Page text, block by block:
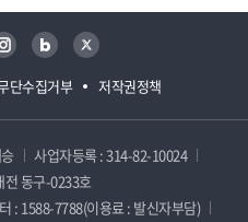
단수집거부 저작권정책
인스타그램 블로그 트위터
사업자등록 : 314-82-10024
전 동구-0233호
: 1588-7788(이용료 : 발신자부담)